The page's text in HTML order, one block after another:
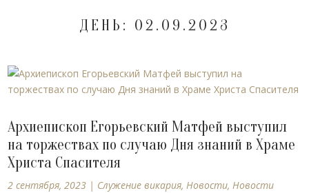
ДЕНЬ: 02.09.2023
Архиепископ Егорьевский Матфей выступил
на торжествах по случаю Дня знаний в Храме
Христа Спасителя
2 сентября, 2023 | Cлужение викария,Новости,Новости